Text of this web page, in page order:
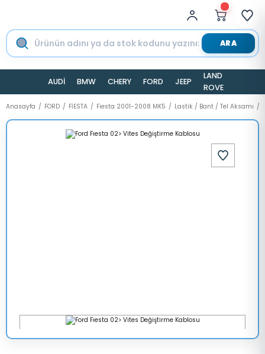
ARA
AUDİ BMW CHERY FORD JEEP
LAND
ROVER
Anasayfa FORD FİESTA Fiesta 2001-2008 MK5 Lastik / Bant / Tel Aksamı